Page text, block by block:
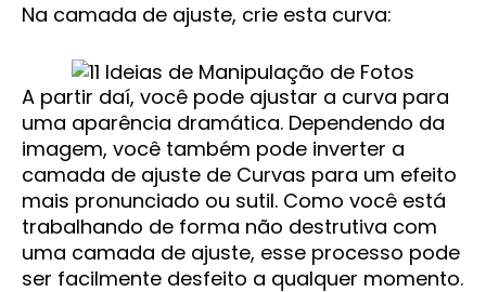
Na camada de ajuste, crie esta curva:
A partir daí, você pode ajustar a curva para
uma aparência dramática. Dependendo da
imagem, você também pode inverter a
camada de ajuste de Curvas para um efeito
mais pronunciado ou sutil. Como você está
trabalhando de forma não destrutiva com
uma camada de ajuste, esse processo pode
ser facilmente desfeito a qualquer momento.